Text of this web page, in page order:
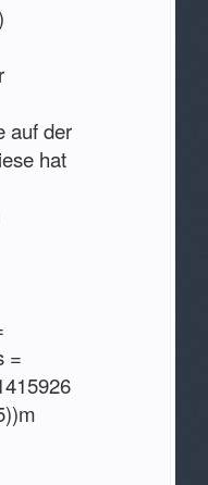
auf der
hat
=